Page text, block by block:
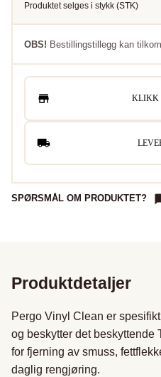
Produktet selges i stykk (STK)
OBS! Bestillingstillegg kan
KLIKK
SPØRSMÅL OM PRODUKTET?
Produktdetaljer
Pergo Vinyl Clean er
og beskytter det
for fjerning av smuss,
daglig rengjøring.